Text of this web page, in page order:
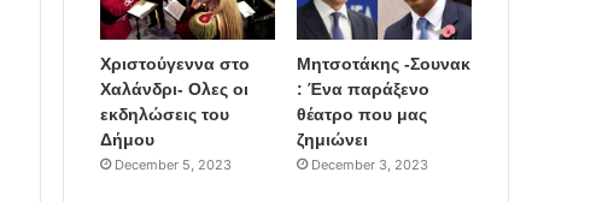
Χριστούγεννα στο
Χαλάνδρι- Ολες οι
εκδηλώσεις του
Δήμου
December 5, 2023
Μητσοτάκης -Σουνακ
: Ένα παράξενο
θέατρο που μας
ζημιώνει
December 3, 2023